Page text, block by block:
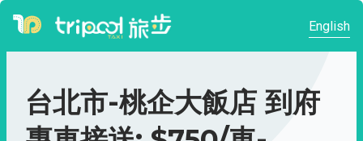
English
台北市-桃企大飯店 到府